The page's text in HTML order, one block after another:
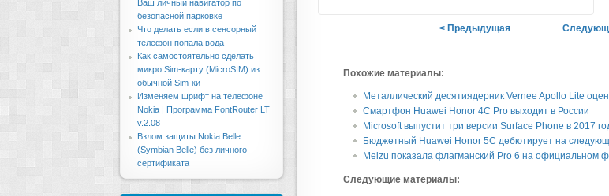
< Предыдущая
Похожие материалы:
Металлический десятиядерник Vernee Apollo Lite
Смартфон Huawei Honor 4C Pro выходит в России
Microsoft выпустит три версии Surface Phone в 2017
Бюджетный Huawei Honor 5C дебютирует на
Meizu показала флагманский Pro 6 на официальном
Следующие материалы:
Ваш личный навигатор по
безопасной парковке
Что делать если в сенсорный
телефон попала вода
Как самостоятельно сделать
микро Sim-карту (MicroSIM) из
обычной Sim-ки
Изменяем шрифт на телефоне
Nokia | Программа FontRouter LT
v.2.08
Взлом защиты Nokia Belle
(Symbian Belle) без личного
сертификата